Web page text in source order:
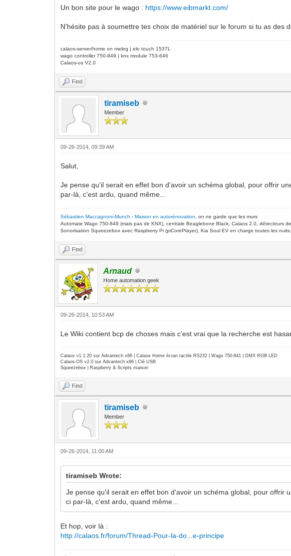
Un bon site pour le wago : https://www.eibmarkt.com/
N'hésite pas à soumettre tes choix de matériel sur le forum si tu as des
calaos-server/home on meleg | elo touch 1537L
wago controller 750-849 | knx module 753-646
Calaos-os V2.0
Find
tiramiseb
Member
09-26-2014, 09:39 AM
Salut,
Je pense qu'il serait en effet bon d'avoir un schéma global, pour offrir
par-là, c'est ardu, quand même...
Sébastien Maccagnoni-Munch -Maison en autorénovation
, on ne garde que les murs
Automate Wago 750-849 (mais pas de KNX), centrale Beaglebone Black, Calaos 2.0, détecteurs
Sonorisation Squeezebox avec Raspberry Pi (piCorePlayer), Kia Soul EV en charge toutes les
Find
Arnaud
Home automation geek
09-26-2014, 10:53 AM
Le Wiki contient bcp de choses mais c'est vrai que la recherche est
Calaos v1.1.20 sur Advantech x86 | Calaos Home écran tactile RS232 | Wago 750-841 | DMX RGB LED
Calaos-OS v2.0 sur Advantech x86 | Clé USB
Squeezebox | Raspberry & Scripts maison
Find
tiramiseb
Member
09-26-2014, 11:00 AM
tiramiseb Wrote:
Je pense qu'il serait en effet bon d'avoir un schéma global, pour offrir
ci par-là, c'est ardu, quand même...
Et hop, voir là :
http://calaos.fr/forum/Thread-Pour-la-do...e-principe